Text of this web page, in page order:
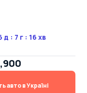
д : 7 г : 16 хв
авто в Україні